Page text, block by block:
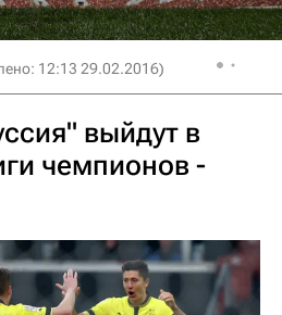
12:13 29.02.2016)
выйдут в
чемпионов -